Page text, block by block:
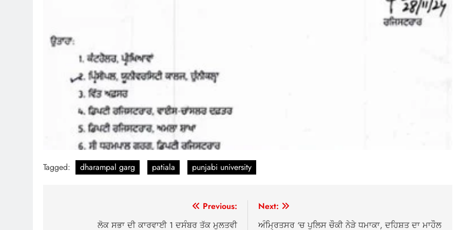
Tagged: dharampal garg patiala punjabi university
Previous:
ਲੋਕ ਸਭਾ ਦੀ ਕਾਰਵਾਈ 1 ਦਸੰਬਰ ਤੱਕ ਮੁਲਤਵੀ
Next:
ਅੰਮ੍ਰਿਤਸਰ ‘ਚ ਪੁਲਿਸ ਚੌਕੀ ਨੇੜੇ ਧਮਾਕਾ, ਦਹਿਸ਼ਤ ਦਾ ਮਾਹੌਲ